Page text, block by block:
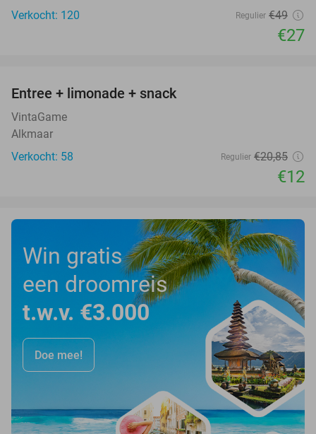
Verkocht: 120
Regulier €49
€27
Entree + limonade + snack
VintaGame
Alkmaar
Verkocht: 58
Regulier €20,85
€12
Win gratis
een droomreis
t.w.v. €3.000
Doe mee!